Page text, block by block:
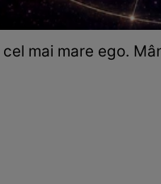
cel mai mare ego.